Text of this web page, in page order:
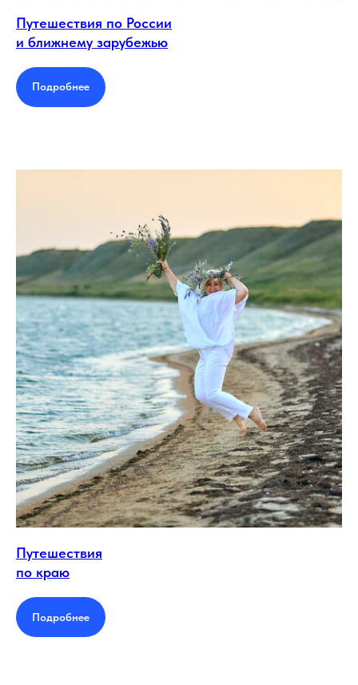
Путешествия по России
и ближнему зарубежью
Подробнее
Путешествия
по краю
Подробнее